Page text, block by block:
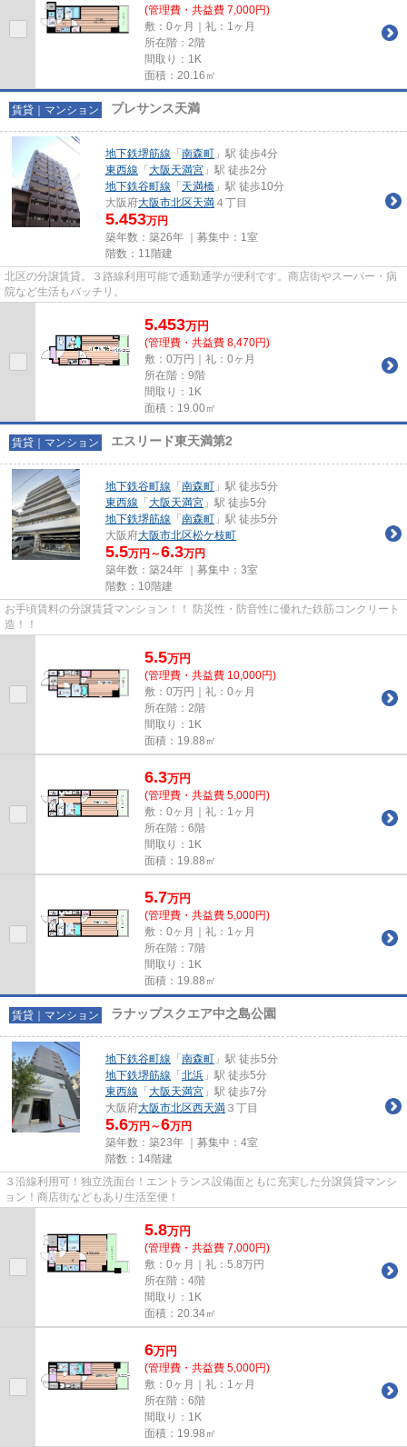
(管理費・共益費 7,000円)
敷：0ヶ月｜礼：1ヶ月
所在階：2階
間取り：1K
面積：20.16㎡
賃貸｜マンション プレサンス天満
地下鉄堺筋線 「 南森町 」駅 徒歩4分
東西線 「 大阪天満宮 」駅 徒歩2分
地下鉄谷町線 「 天満橋 」駅 徒歩10分
大阪府大阪市北区天満 ４丁目
5.453万円
築年数：築26年 ｜募集中： 1室
階数：11階建
北区の分譲賃貸。３路線利用可能で通勤通学が便利です。商店街やスーパー・病
院など生活もバッチリ。
5.453万円
(管理費・共益費 8,470円)
敷：0万円｜礼：0ヶ月
所在階：9階
間取り：1K
面積：19.00㎡
賃貸｜マンション エスリード東天満第2
地下鉄谷町線 「 南森町 」駅 徒歩5分
東西線 「 大阪天満宮 」駅 徒歩5分
地下鉄堺筋線 「 南森町 」駅 徒歩5分
大阪府大阪市北区松ケ枝町
5.5万円～6.3万円
築年数：築24年 ｜募集中： 3室
階数：10階建
お手頃賃料の分譲賃貸マンション！！ 防災性・防音性に優れた鉄筋コンクリート
造！！
5.5万円
(管理費・共益費 10,000円)
敷：0万円｜礼：0ヶ月
所在階：2階
間取り：1K
面積：19.88㎡
6.3万円
(管理費・共益費 5,000円)
敷：0ヶ月｜礼：1ヶ月
所在階：6階
間取り：1K
面積：19.88㎡
5.7万円
(管理費・共益費 5,000円)
敷：0ヶ月｜礼：1ヶ月
所在階：7階
間取り：1K
面積：19.88㎡
賃貸｜マンション ラナップスクエア中之島公園
地下鉄谷町線 「 南森町 」駅 徒歩5分
地下鉄堺筋線 「 北浜 」駅 徒歩5分
東西線 「 大阪天満宮 」駅 徒歩7分
大阪府大阪市北区西天満 ３丁目
5.6万円～6万円
築年数：築23年 ｜募集中： 4室
階数：14階建
３沿線利用可！独立洗面台！エントランス設備面ともに充実した分譲賃貸マンシ
ョン！商店街などもあり生活至便！
5.8万円
(管理費・共益費 7,000円)
敷：0ヶ月｜礼：5.8万円
所在階：4階
間取り：1K
面積：20.34㎡
6万円
(管理費・共益費 5,000円)
敷：0ヶ月｜礼：1ヶ月
所在階：6階
間取り：1K
面積：19.98㎡